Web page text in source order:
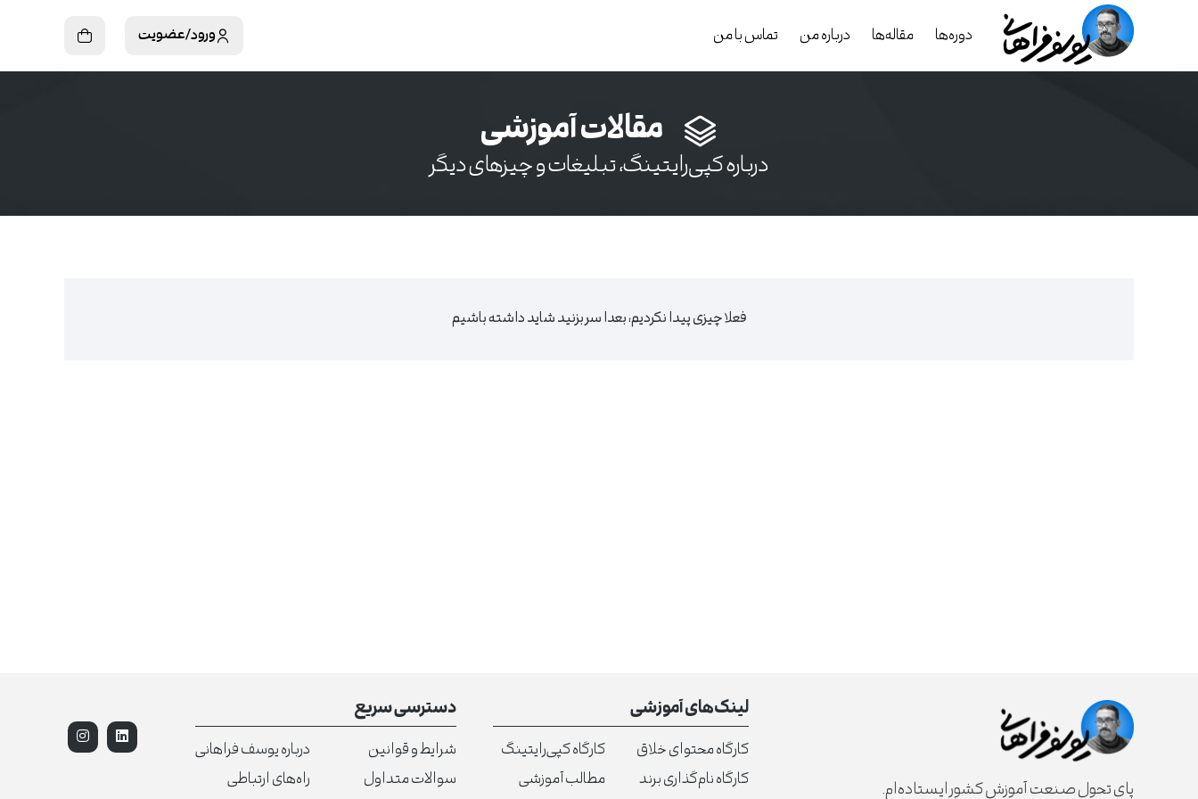
دوره‌ها مقاله‌ها درباره من تماس با من ورود/عضویت
مقالات آموزشی
درباره کپی‌رایتینگ، تبلیغات و چیزهای دیگر
فعلا چیزی پیدا نکردیم، بعدا سر بزنید شاید داشته باشیم
پای تحول صنعت آموزش کشور ایستاده‌ام.
لینک‌های آموزشی
کارگاه محتوای خلاق
کارگاه کپی‌رایتینگ
کارگاه نام‌گذاری برند
مطالب آموزشی
دسترسی سریع
شرایط و قوانین
درباره یوسف فراهانی
سوالات متداول
راه‌های ارتباطی